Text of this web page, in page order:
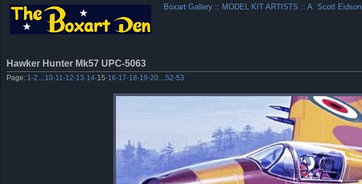
Boxart Gallery :: MODEL KIT ARTISTS ::A. Scott Eidson
Hawker Hunter Mk57 UPC-5063
Page: 1 ·2 10·11 ·12·13·14·15·16·17·18·19·20 52·53